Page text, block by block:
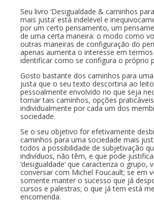
Seu livro ‘Desigualdade & caminhos
mais justa’ está indelevel e
por um certo pensamento, um
de uma certa maneira: o modo como
outras maneiras de configuração do
apenas aumenta o interesse em
identificar como se configura o próprio
Gosto bastante dos caminhos para
justa que o seu texto descortina ao
pessoalmente envolvido no que seja
tornar tais caminhos, opções
individualmente por cada um dos
sociedade.
Se o seu objetivo for efetivamente
caminhos para uma sociedade mais
todos a possibilidade de subjetivação
indivíduos, não têm, e que pode
‘desigualdade’ que caracteriza o grupo,
conversar com Michel Foucault; se em
somente manter o sucesso que já
cursos e palestras; o que já tem está
encomenda.